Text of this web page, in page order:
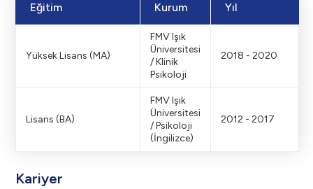
Eğitim Kurum Yıl
Yüksek Lisans (MA)
FMV Işık
Üniversitesi
/ Klinik
Psikoloji
2018 - 2020
Lisans (BA)
FMV Işık
Üniversitesi
/ Psikoloji
(İngilizce)
2012 - 2017
Kariyer